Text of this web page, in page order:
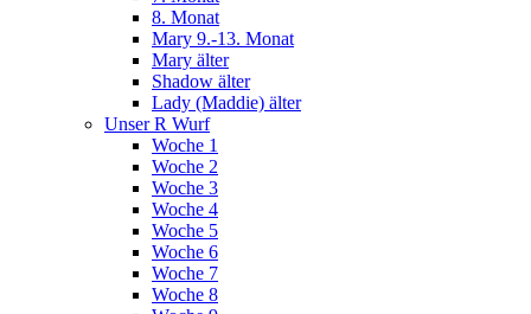
8. Monat
Mary 9.-13. Monat
Mary älter
Shadow älter
Lady (Maddie) älter
Unser R Wurf
Woche 1
Woche 2
Woche 3
Woche 4
Woche 5
Woche 6
Woche 7
Woche 8